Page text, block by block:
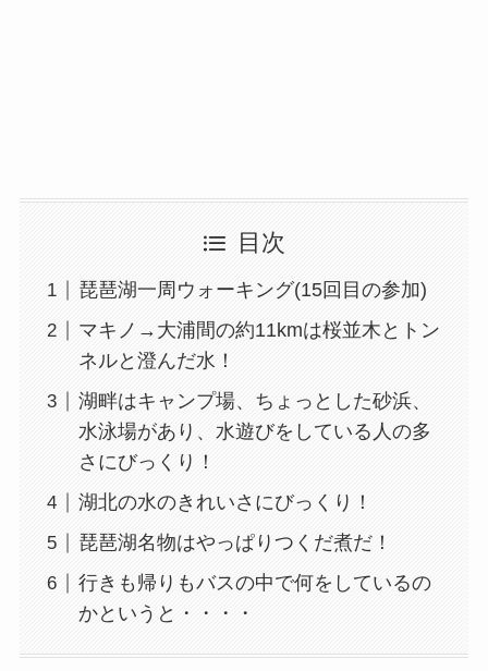
目次
琵琶湖一周ウォーキング(15回目の参加)
マキノ→大浦間の約11kmは桜並木とトン
ネルと澄んだ水！
湖畔はキャンプ場、ちょっとした砂浜、
水泳場があり、水遊びをしている人の多
さにびっくり！
湖北の水のきれいさにびっくり！
琵琶湖名物はやっぱりつくだ煮だ！
行きも帰りもバスの中で何をしているの
かというと・・・・